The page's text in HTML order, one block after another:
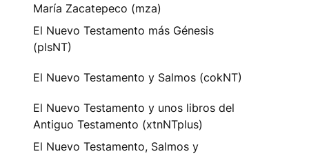
María Zacatepeco (mza)
El Nuevo Testamento más Génesis
(plsNT)
El Nuevo Testamento y Salmos (cokNT)
El Nuevo Testamento y unos libros del
Antiguo Testamento (xtnNTplus)
El Nuevo Testamento, Salmos y